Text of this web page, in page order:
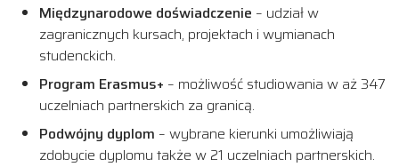
Międzynarodowe doświadczenie – udział w
zagranicznych kursach, projektach i wymianach
studenckich.
Program Erasmus+ – możliwość studiowania w aż 347
uczelniach partnerskich za granicą.
Podwójny dyplom – wybrane kierunki umożliwiają
zdobycie dyplomu także w 21 uczelniach partnerskich.